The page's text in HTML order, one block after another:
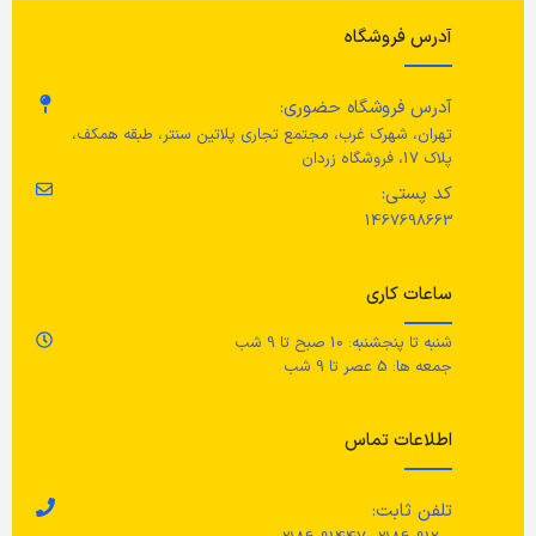
جنس بدنه
قاب / قفسه / پانل پشتی / ریل
آدرس فروشگاه
آدرس فروشگاه حضوری:
تهران، شهرک غرب، مجتمع تجاری پلاتین سنتر، طبقه همکف،
پلاک 17، فروشگاه زردان
کد پستی:
1467698663
ساعات کاری
شنبه تا پنجشنبه: 10 صبح تا 9 شب
جمعه ها: 5 عصر تا 9 شب
اطلاعات تماس
تلفن ثابت: